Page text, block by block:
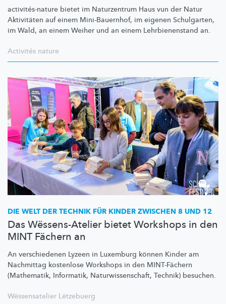
activités-nature bietet im Naturzentrum Haus vun der Natur
Aktivitäten auf einem Mini-Bauernhof, im eigenen Schulgarten,
im Wald, an einem Weiher und an einem Lehrbienenstand an.
Activités nature
DIE WELT DER TECHNIK FÜR KINDER ZWISCHEN 8 UND 12
Das Wëssens-Atelier bietet Workshops in den
MINT Fächern an
An verschiedenen Lyzeen in Luxemburg können Kinder am
Nachmittag kostenlose Workshops in den MINT-Fächern
(Mathematik, Informatik, Naturwissenschaft, Technik) besuchen.
Wëssensatelier Lëtzebuerg